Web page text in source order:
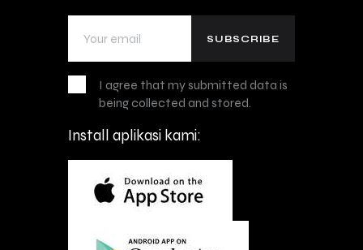
I agree that my submitted data is
being collected and stored.
Install aplikasi kami: